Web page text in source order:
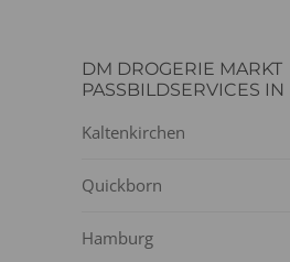
DM DROGERIE MARKT
PASSBILDSERVICES
Kaltenkirchen
Quickborn
Hamburg